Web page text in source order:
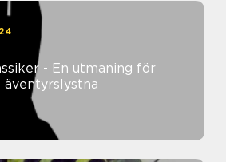
- En utmaning för
äventyrslystna